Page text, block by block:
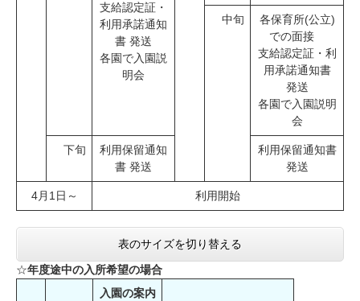
支給認定証・
利用承諾通知
書 発送
各園で入園説
明会
中旬
各保育所(公立)
での面接
支給認定証・利
用承諾通知書
発送
各園で入園説明
会
下旬
​利用保留通知
書 発送
利用保留通知書
発送
4月1日～ 利用開始
表のサイズを切り替える
☆年度途中の入所希望の場合
入園の案内